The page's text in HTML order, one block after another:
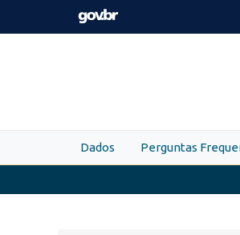
Skip to main content
Dados Perguntas